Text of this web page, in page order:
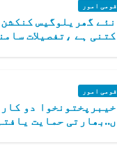
قومی امور
نئے گھریلوگیس
کتنی ہے ،تفصیلات
قومی امور
خیبرپختونخوا دو
ں..بھارتی حمایت